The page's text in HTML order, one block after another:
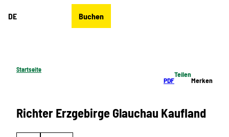
DE Buchen
Startseite
PDF
Teilen
Merken
Richter Erzgebirge Glauchau Kaufland